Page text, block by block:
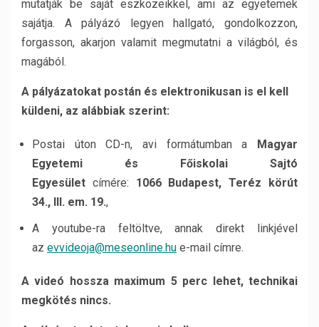
mutatják be saját eszközeikkel, ami az egyetemek
sajátja. A pályázó legyen hallgató, gondolkozzon,
forgasson, akarjon valamit megmutatni a világból, és
magából.
A pályázatokat postán és elektronikusan is el kell
küldeni, az alábbiak szerint:
Postai úton CD-n, avi formátumban a Magyar
Egyetemi és Főiskolai Sajtó
Egyesület címére: 1066 Budapest, Teréz körút
34., III. em. 19.,
A youtube-ra feltöltve, annak direkt linkjével
az evvideoja@meseonline.hu e-mail címre.
A videó hossza maximum 5 perc lehet, technikai
megkötés nincs.